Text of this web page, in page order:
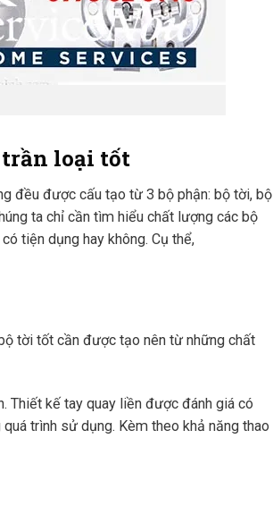
trần loại tốt
đều được cấu tạo từ 3 bộ phận: bộ tời, bộ
ta chỉ cần tìm hiểu chất lượng các bộ
tiện dụng hay không. Cụ thể,
tời tốt cần được tạo nên từ những chất
Thiết kế tay quay liền được đánh giá có
trình sử dụng. Kèm theo khả năng thao